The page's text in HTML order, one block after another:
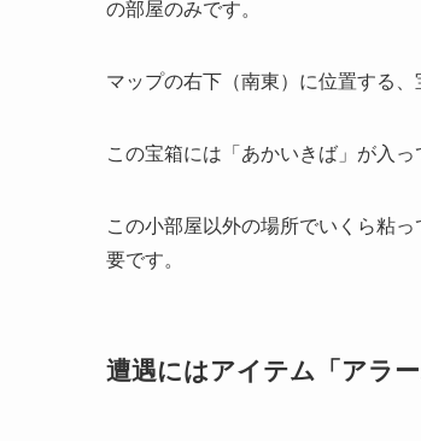
の部屋のみです。
マップの右下（南東）に位置する
この宝箱には「あかいきば」が入っ
この小部屋以外の場所でいくら粘
要です。
遭遇にはアイテム「アラ